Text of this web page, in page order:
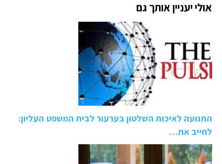
אולי יעניין אותך גם
התנועה לאיכות השלטון בערעור לבית המשפט העליון:
לחייב את…